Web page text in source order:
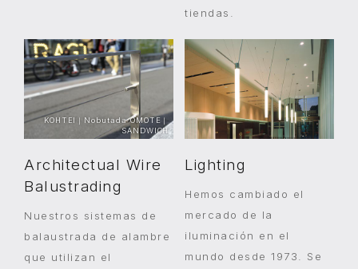
tiendas.
Architectual Wire
Balustrading
Nuestros sistemas de
balaustrada de alambre
que utilizan el
Lighting
Hemos cambiado el
mercado de la
iluminación en el
mundo desde 1973. Se